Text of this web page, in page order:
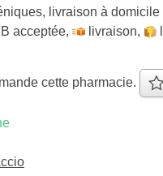
, livraison à domicile
acceptée, livraison,
cette pharmacie.